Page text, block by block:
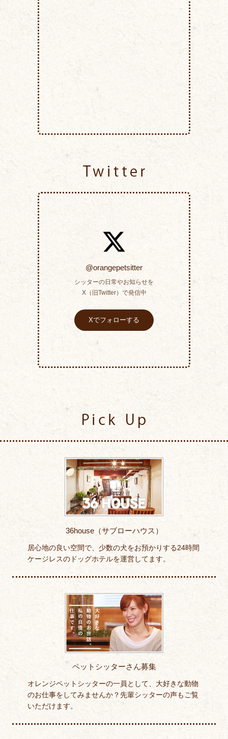
@orangepetsitter
シッターの日常やお知らせを
X（旧Twitter）で発信中
Xでフォローする
36house（サブローハウス）
居心地の良い空間で、少数の犬をお預かりする24時間
ケージレスのドッグホテルを運営してます。
ペットシッターさん募集
オレンジペットシッターの一員として、大好きな動物
のお仕事をしてみませんか？先輩シッターの声もご覧
いただけます。